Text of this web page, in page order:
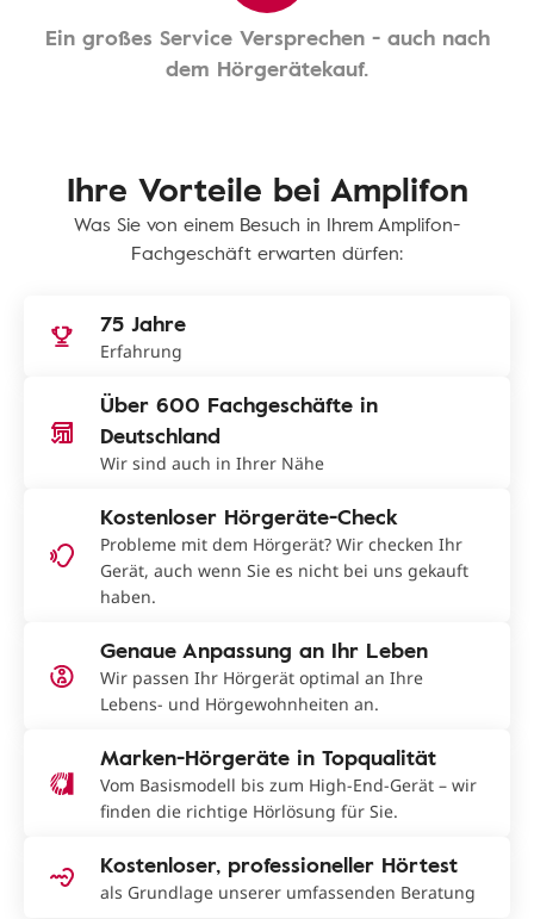
Ein großes Service Versprechen - auch nach
dem Hörgerätekauf.
Ihre Vorteile bei Amplifon
Was Sie von einem Besuch in Ihrem Amplifon-
Fachgeschäft erwarten dürfen:
75 Jahre
Erfahrung
Über 600 Fachgeschäfte in
Deutschland
Wir sind auch in Ihrer Nähe
Kostenloser Hörgeräte-Check
Probleme mit dem Hörgerät? Wir checken Ihr
Gerät, auch wenn Sie es nicht bei uns gekauft
haben.
Genaue Anpassung an Ihr Leben
Wir passen Ihr Hörgerät optimal an Ihre
Lebens- und Hörgewohnheiten an.
Marken-Hörgeräte in Topqualität
Vom Basismodell bis zum High-End-Gerät – wir
finden die richtige Hörlösung für Sie.
Kostenloser, professioneller Hörtest
als Grundlage unserer umfassenden Beratung